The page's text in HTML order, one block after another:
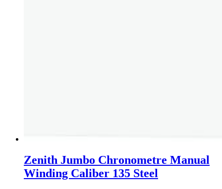
Zenith Jumbo Chronometre Manual
Winding Caliber 135 Steel